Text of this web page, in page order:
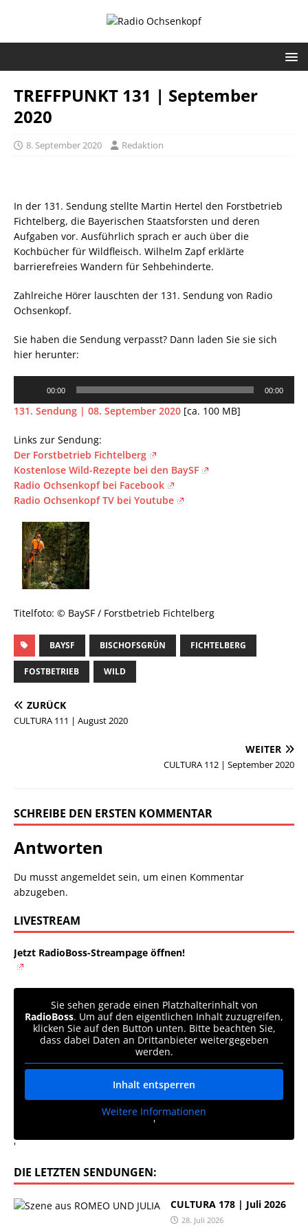
TREFFPUNKT 131 | September
2020
8. September 2020 Redaktion
In der 131. Sendung stellte Martin Hertel den Forstbetrieb
Fichtelberg, die Bayerischen Staatsforsten und deren
Aufgaben vor. Ausführlich sprach er auch über die
Kochbücher für Wildfleisch. Wilhelm Zapf erklärte
barrierefreies Wandern für Sehbehinderte.
Zahlreiche Hörer lauschten der 131. Sendung von Radio
Ochsenkopf.
Sie haben die Sendung verpasst? Dann laden Sie sie sich
hier herunter:
00:00 00:00
131. Sendung | 08. September 2020 [ca. 100 MB]
Links zur Sendung:
Der Forstbetrieb Fichtelberg
Kostenlose Wild-Rezepte bei den BaySF
Radio Ochsenkopf bei Facebook
Radio Ochsenkopf TV bei Youtube
Titelfoto: © BaySF / Forstbetrieb Fichtelberg
BAYSF BISCHOFSGRÜN FICHTELBERG
FOSTBETRIEB WILD
ZURÜCK
CULTURA 111 | August 2020
WEITER
CULTURA 112 | September 2020
SCHREIBE DEN ERSTEN KOMMENTAR
Antworten
Du musst angemeldet sein, um einen Kommentar
abzugeben.
LIVESTREAM
Jetzt RadioBoss-Streampage öffnen!
Sie sehen gerade einen Platzhalterinhalt von
RadioBoss. Um auf den eigentlichen Inhalt zuzugreifen,
klicken Sie auf den Button unten. Bitte beachten Sie,
dass dabei Daten an Drittanbieter weitergegeben
werden.
Inhalt entsperren
Weitere Informationen
'
'
DIE LETZTEN SENDUNGEN:
CULTURA 178 | Juli 2026
28. Juli 2026